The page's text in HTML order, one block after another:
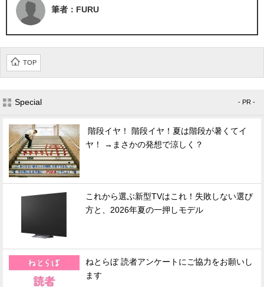
筆者：FURU
TOP
Special - PR -
階段イヤ！ 階段イヤ！夏は階段が暑くてイ
ヤ！ →まさかの発想で涼しく？
これから選ぶ新型TVはこれ！失敗しない選び
方と、2026年夏の一押しモデル
ねとらぼ 読者アンケートにご協力をお願いし
ます